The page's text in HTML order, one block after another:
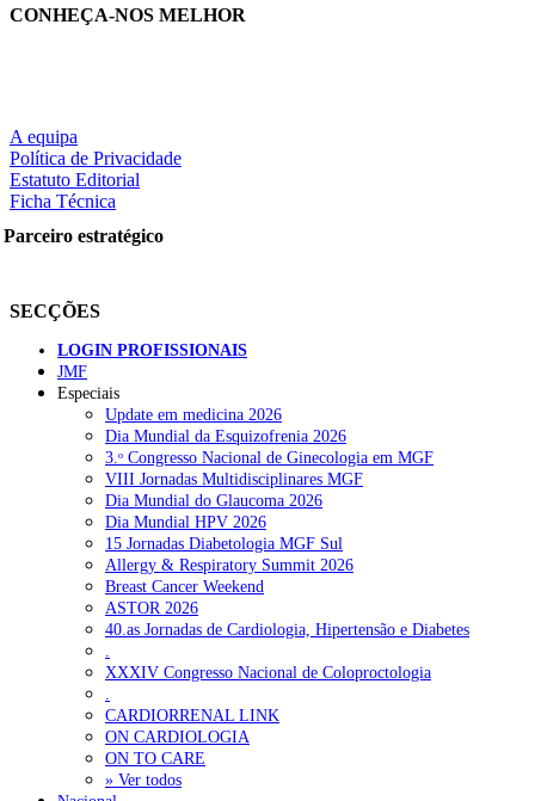
CONHEÇA-NOS MELHOR
A equipa
Política de Privacidade
Estatuto Editorial
Ficha Técnica
Parceiro estratégico
SECÇÕES
LOGIN PROFISSIONAIS
JMF
Especiais
Update em medicina 2026
Dia Mundial da Esquizofrenia 2026
3.ᵒ Congresso Nacional de Ginecologia em MGF
VIII Jornadas Multidisciplinares MGF
Dia Mundial do Glaucoma 2026
Dia Mundial HPV 2026
15 Jornadas Diabetologia MGF Sul
Allergy & Respiratory Summit 2026
Breast Cancer Weekend
ASTOR 2026
40.as Jornadas de Cardiologia, Hipertensão e Diabetes
XXXIV Congresso Nacional de Coloproctologia
CARDIORRENAL LINK
ON CARDIOLOGIA
ON TO CARE
» Ver todos